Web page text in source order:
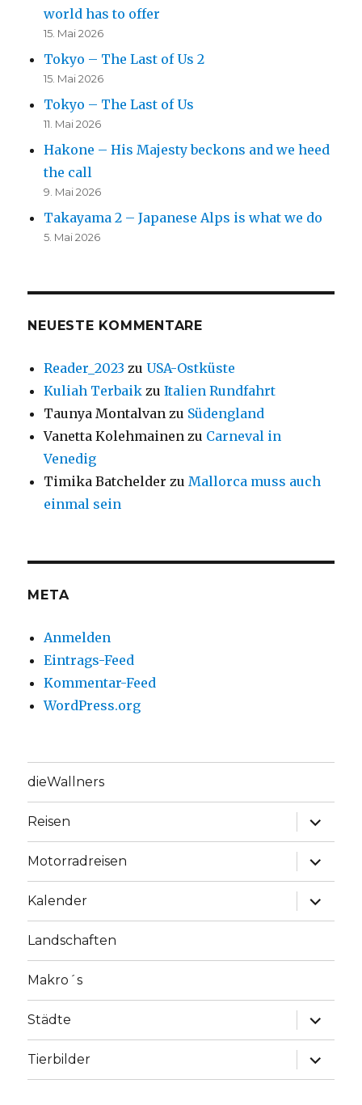
world has to offer
15. Mai 2026
Tokyo – The Last of Us 2
15. Mai 2026
Tokyo – The Last of Us
11. Mai 2026
Hakone – His Majesty beckons and we heed
the call
9. Mai 2026
Takayama 2 – Japanese Alps is what we do
5. Mai 2026
NEUESTE KOMMENTARE
Reader_2023 zuUSA-Ostküste
Kuliah Terbaik zuItalien Rundfahrt
Taunya Montalvan zu Südengland
Vanetta Kolehmainen zu Carneval in
Venedig
Timika Batchelder zu Mallorca muss auch
einmal sein
META
Anmelden
Eintrags-Feed
Kommentar-Feed
WordPress.org
dieWallners
Reisen
Motorradreisen
Kalender
Landschaften
Makro´s
Städte
Tierbilder